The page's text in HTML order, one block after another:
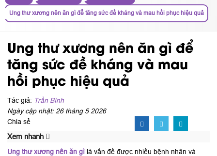
Ung thư xương nên ăn gì để tăng sức đề kháng và mau hồi phục hiệu quả
Ung thư xương nên ăn gì để
tăng sức đề kháng và mau
hồi phục hiệu quả
Tác giả: Trần Bình
Ngày cập nhật: 26 tháng 5 2026
Chia sẻ
Xem nhanh
Ung thư xương nên ăn gì là vấn đề được nhiều bệnh nhân và